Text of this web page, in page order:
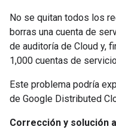
No se quitan todos los
borras una cuenta de
de auditoría de Cloud y,
1,000 cuentas de
Este problema podría
de Google Distributed
Corrección y solución